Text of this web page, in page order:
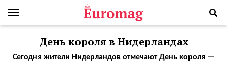
День короля в Нидерландах
Сегодня жители Нидерландов отмечают День короля —